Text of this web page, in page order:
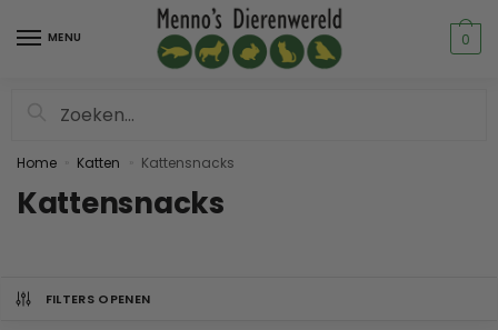
MENU 0
Home Katten Kattensnacks
Kattensnacks
FILTERS OPENEN